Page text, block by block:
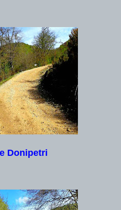
Donipetri